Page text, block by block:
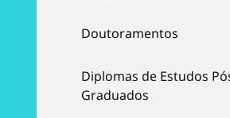
Doutoramentos
Diplomas de Estudos
Graduados